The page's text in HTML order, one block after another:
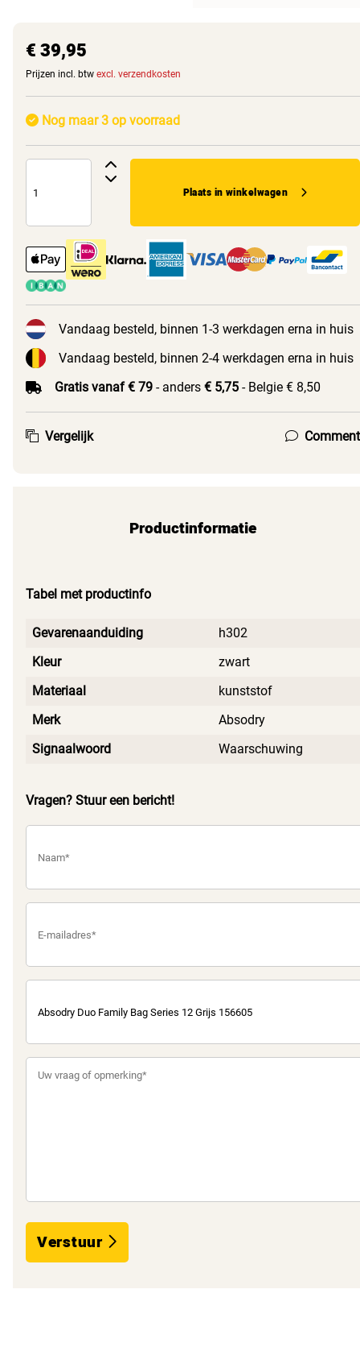
€ 39,95
Prijzen incl. btw excl. verzendkosten
Nog maar 3 op voorraad
Plaats in winkelwagen
Vandaag besteld, binnen 1-3 werkdagen erna in huis
Vandaag besteld, binnen 2-4 werkdagen erna in huis
Gratis vanaf € 79 - anders € 5,75 - Belgie € 8,50
Vergelijk Comment
Productinformatie
Tabel met productinfo
Gevarenaanduiding
h302
Kleur
zwart
Materiaal
kunststof
Merk
Absodry
Signaalwoord
Waarschuwing
Vragen? Stuur een bericht!
Verstuur